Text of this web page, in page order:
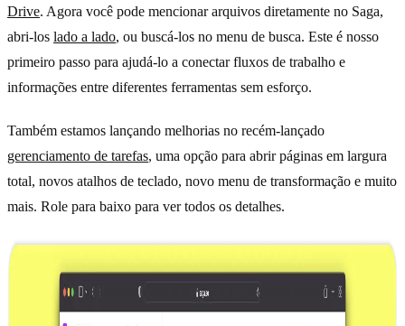
Drive. Agora você pode mencionar arquivos diretamente no Saga,
abri-los lado a lado, ou buscá-los no menu de busca. Este é nosso
primeiro passo para ajudá-lo a conectar fluxos de trabalho e
informações entre diferentes ferramentas sem esforço.
Também estamos lançando melhorias no recém-lançado
gerenciamento de tarefas, uma opção para abrir páginas em largura
total, novos atalhos de teclado, novo menu de transformação e muito
mais. Role para baixo para ver todos os detalhes.